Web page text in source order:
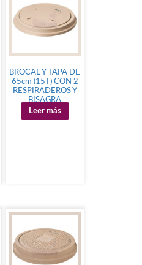
BROCAL Y TAPA DE
65cm (15T) CON 2
RESPIRADEROS Y
BISAGRA
Leer más